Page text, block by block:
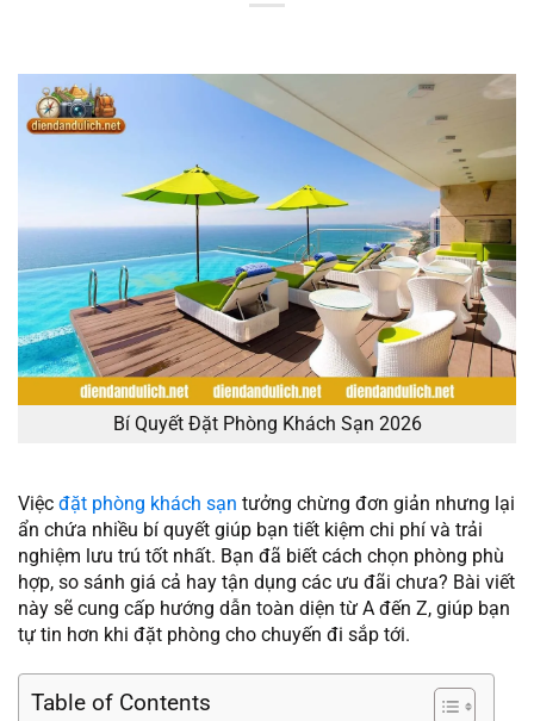
Bí Quyết Đặt Phòng Khách Sạn 2026
Việc đặt phòng khách sạn tưởng chừng đơn giản nhưng lại
ẩn chứa nhiều bí quyết giúp bạn tiết kiệm chi phí và trải
nghiệm lưu trú tốt nhất. Bạn đã biết cách chọn phòng phù
hợp, so sánh giá cả hay tận dụng các ưu đãi chưa? Bài viết
này sẽ cung cấp hướng dẫn toàn diện từ A đến Z, giúp bạn
tự tin hơn khi đặt phòng cho chuyến đi sắp tới.
Table of Contents